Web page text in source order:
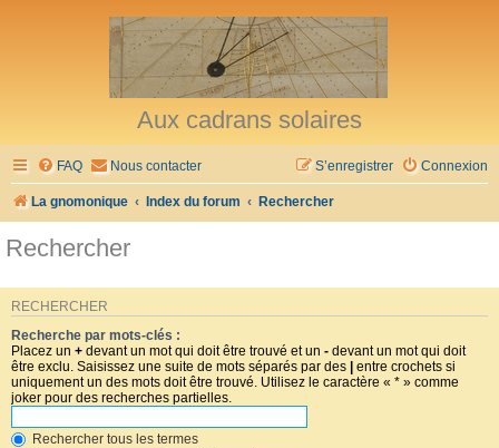
Aux cadrans solaires
FAQ Nous contacter Connexion
S’enregistrer
La gnomonique Index du forum Rechercher
Rechercher
RECHERCHER
Recherche par mots-clés :
Placez un + devant un mot qui doit être trouvé et un - devant un mot qui doit
être exclu. Saisissez une suite de mots séparés par des | entre crochets si
uniquement un des mots doit être trouvé. Utilisez le caractère « * » comme
joker pour des recherches partielles.
Rechercher tous les termes